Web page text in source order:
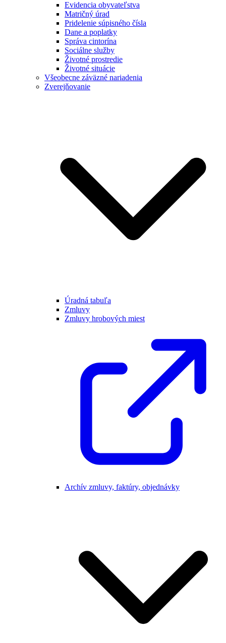
Evidencia obyvateľstva
Matričný úrad
Pridelenie súpisného čísla
Dane a poplatky
Správa cintorína
Sociálne služby
Životné prostredie
Životné situácie
Všeobecne záväzné nariadenia
Zverejňovanie
Úradná tabuľa
Zmluvy
Zmluvy hrobových miest
Archív zmluvy, faktúry, objednávky